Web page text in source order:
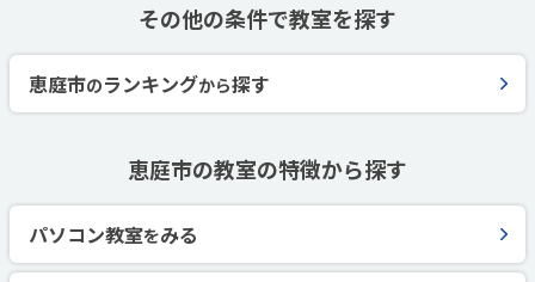
その他の条件で教室を探す
恵庭市のランキングから探す
恵庭市の教室の特徴から探す
パソコン教室をみる